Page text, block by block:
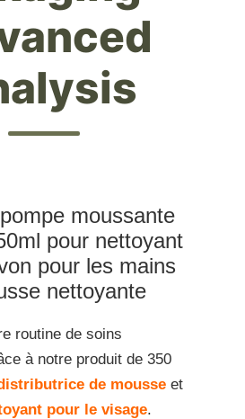
moussante
pour nettoyant
pour les mains
nettoyante
routine de soins
à notre produit de 350
de mousse et
pour le visage.